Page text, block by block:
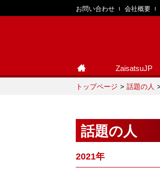
お問い合わせ 会社概要
ZaisatsuJP
トップページ 話題の人
話題の人
2021年